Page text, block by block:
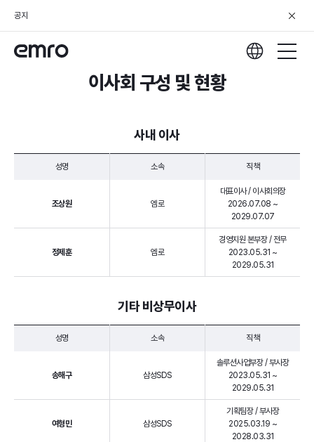
공지
이사회 구성 및 현황
사내 이사
성명 소속 직책
조상원 엠로
대표이사 / 이사회의장
2026.07.08 ~
2029.07.07
정제훈 엠로
경영지원 본부장 / 전무
2023.05.31 ~
2029.05.31
기타 비상무이사
성명 소속 직책
송해구 삼성SDS
솔루션사업부장 / 부사장
2023.05.31 ~
2029.05.31
여형민 삼성SDS
기획팀장 / 부사장
2025.03.19 ~
2028.03.31